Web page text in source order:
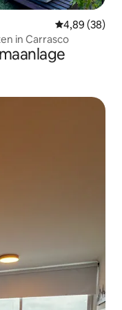
4,89 (38)
in Carrasco